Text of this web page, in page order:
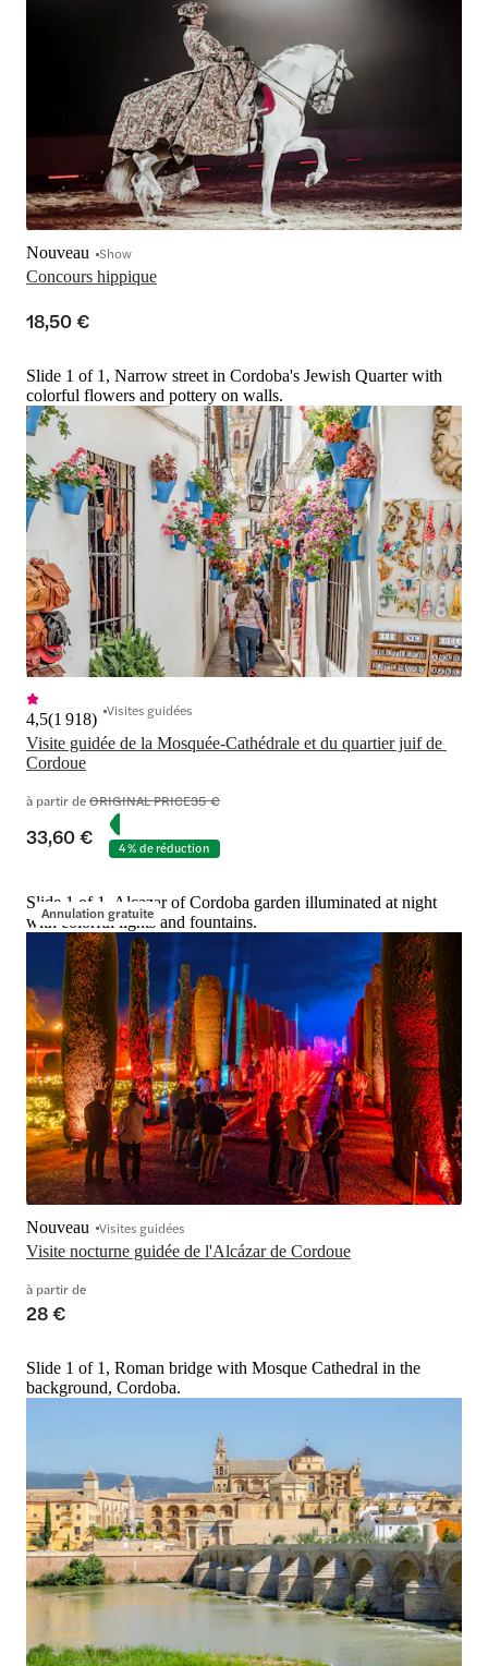
Concours hippique
Nouveau Show
18,50 €
Slide 1 of 1, Narrow street in Cordoba's Jewish Quarter with
colorful flowers and pottery on walls.
Visite guidée de la Mosquée-Cathédrale et du quartier juif de
Cordoue
4,5(1 918) Visites guidées
à partir deORIGINAL PRICE35 €
33,60 € 4 % de réduction
Annulation gratuite
Slide 1 of 1, Alcazar of Cordoba garden illuminated at night
with colorful lights and fountains.
Visite nocturne guidée de l'Alcázar de Cordoue
Nouveau Visites guidées
à partir de
28 €
Slide 1 of 1, Roman bridge with Mosque Cathedral in the
background, Cordoba.